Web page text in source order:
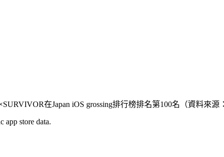
在Japan iOS grossing排行榜排名第100名（資料來源
app store data.